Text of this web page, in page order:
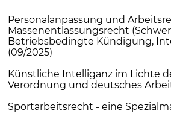
Personalanpassung und
Massenentlassungsrecht
Betriebsbedingte Kündigung,
(09/2025)
Künstliche Intelliganz im Lichte
Verordnung und deutsches
Sportarbeitsrecht - eine